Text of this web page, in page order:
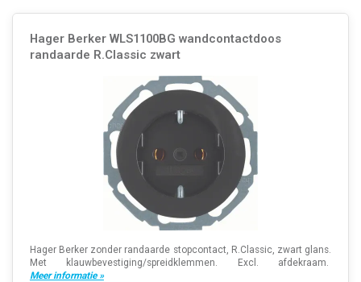
Hager Berker WLS1100BG wandcontactdoos
randaarde R.Classic zwart
Hager Berker zonder randaarde stopcontact, R.Classic, zwart glans.
Met klauwbevestiging/spreidklemmen. Excl. afdekraam.
Meer informatie »